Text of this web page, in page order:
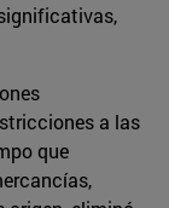
a las
que